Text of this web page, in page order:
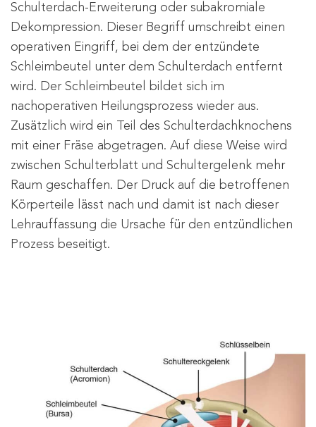
Schulterdach-Erweiterung oder subakromiale
Dekompression. Dieser Begriff umschreibt einen
operativen Eingriff, bei dem der entzündete
Schleimbeutel unter dem Schulterdach entfernt
wird. Der Schleimbeutel bildet sich im
nachoperativen Heilungsprozess wieder aus.
Zusätzlich wird ein Teil des Schulterdachknochens
mit einer Fräse abgetragen. Auf diese Weise wird
zwischen Schulterblatt und Schultergelenk mehr
Raum geschaffen. Der Druck auf die betroffenen
Körperteile lässt nach und damit ist nach dieser
Lehrauffassung die Ursache für den entzündlichen
Prozess beseitigt.